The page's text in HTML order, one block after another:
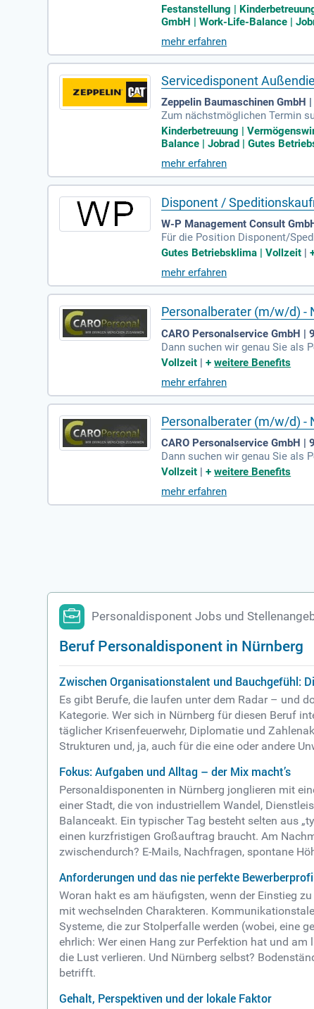
schäfts unseres größten
Festanstellung |
GmbH | Work-Life-Balance |
mehr erfahren
Servicedisponent
Zeppelin Baumaschinen GmbH
Zum nächstmöglichen Termin
Kinderbetreuung |
Balance | Jobrad | Gutes
mehr erfahren
Disponent /
W-P Management Consult
Für die Position Disponent/
erlassung bietet umfassende
umenten. Eine kaufmännische
gkeit,
Gutes Betriebsklima | Vollzeit |
mehr erfahren
Personalberater (m/w/d) -
CARO Personalservice GmbH |
Dann suchen wir genau Sie als
r die Auswahl, Einstellung und
Vollzeit |+weitere Benefits
mehr erfahren
Personalberater (m/w/d) -
CARO Personalservice GmbH |
Dann suchen wir genau Sie als
r die Auswahl, Einstellung und
Vollzeit |+weitere Benefits
mehr erfahren
Personaldisponent Jobs und
Beruf Personaldisponent in Nürnberg
Zwischen Organisationstalent und Bauchgefühl:
Es gibt Berufe, die laufen unter dem Radar – und
Kategorie. Wer sich in Nürnberg für diesen Beruf
täglicher Krisenfeuerwehr, Diplomatie und
Strukturen und, ja, auch für die eine oder andere
Fokus: Aufgaben und Alltag – der Mix macht’s
Personaldisponenten in Nürnberg jonglieren mit
einer Stadt, die von industriellem Wandel,
Balanceakt. Ein typischer Tag besteht selten aus
einen kurzfristigen Großauftrag braucht. Am
zwischendurch? E-Mails, Nachfragen, spontane
Anforderungen und das nie perfekte
Woran hakt es am häufigsten, wenn der Einstieg
mit wechselnden Charakteren.
Systeme, die zur Stolperfalle werden (wobei, eine
ehrlich: Wer einen Hang zur Perfektion hat und
die Lust verlieren. Und Nürnberg selbst?
betrifft.
Gehalt, Perspektiven und der lokale Faktor